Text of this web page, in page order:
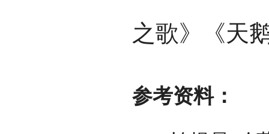
之歌》《天
参考资料：